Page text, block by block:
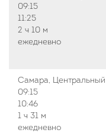
09:15
11:25
2 ч 10 м
ежедневно
Самара,
09:15
10:46
1 ч 31 м
ежедневно